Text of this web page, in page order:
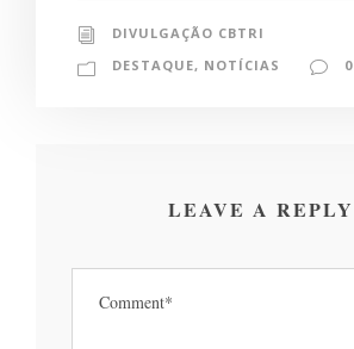
DIVULGAÇÃO CBTRI
DESTAQUE, NOTÍCIAS 0
LEAVE A REPLY